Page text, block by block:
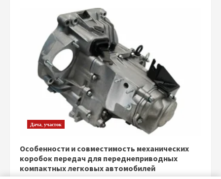
Дача, участок
Особенности и совместимость механических
коробок передач для переднеприводных
компактных легковых автомобилей